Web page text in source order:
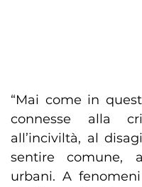
“Mai come in
connesse alla
all’inciviltà, al
sentire comune,
urbani. A